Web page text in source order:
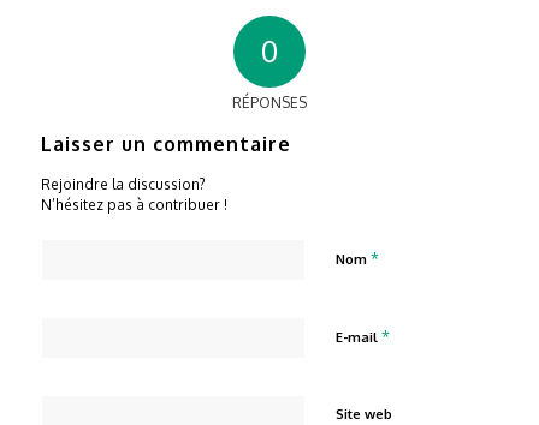
0
RÉPONSES
Laisser un commentaire
Rejoindre la discussion?
N’hésitez pas à contribuer !
Nom *
E-mail *
Site web